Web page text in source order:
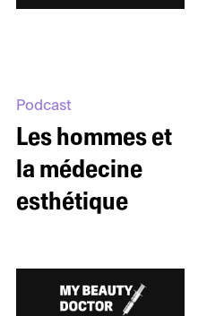
Podcast
Les hommes et
la médecine
esthétique